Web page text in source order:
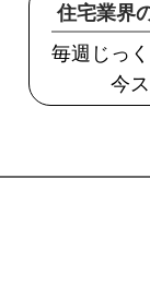
住宅業界
毎週じっ
今